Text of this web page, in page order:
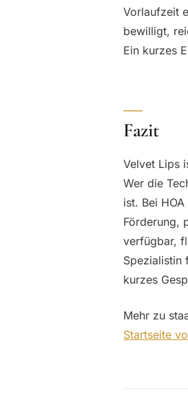
Vorlaufzeit
bewilligt,
Ein kurzes
Fazit
Velvet Lips
Wer die
ist. Bei
Förderung,
verfügbar,
Spezialistin
kurzes
Mehr zu
Startseite